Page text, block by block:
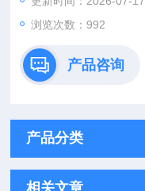
浏览次数：992
产品咨询
产品分类
相关文章